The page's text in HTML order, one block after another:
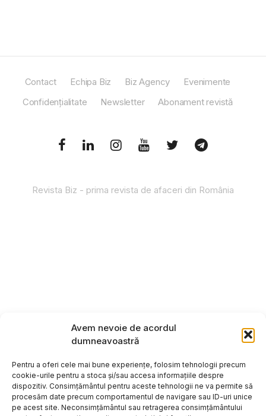
Avem nevoie de acordul
dumneavoastră
Pentru a oferi cele mai bune experiențe, folosim tehnologii precum
cookie-urile pentru a stoca și/sau accesa informațiile despre
dispozitiv. Consimțământul pentru aceste tehnologii ne va permite să
procesăm date precum comportamentul de navigare sau ID-uri unice
pe acest site. Neconsimțământul sau retragerea consimțământului
Contact Echipa Biz Biz Agency
Evenimente
Confidențialitate
Newsletter Abonament revistă
Revista Biz - prima revista de afaceri din România